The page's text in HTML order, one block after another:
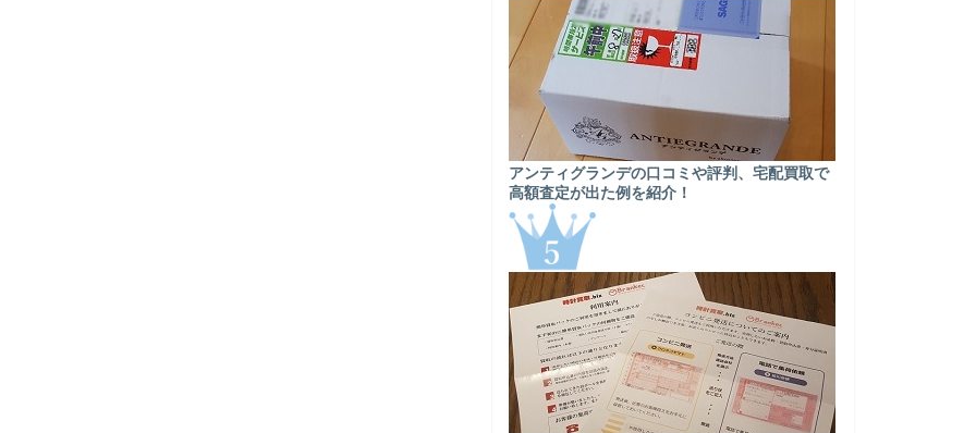
アンティグランデの口コミや評判、宅配買取で
高額査定が出た例を紹介！